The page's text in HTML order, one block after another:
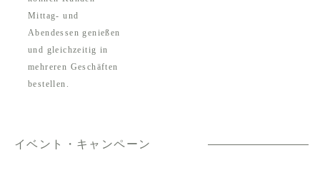
Mittag- und
Abendessen genießen
und gleichzeitig in
mehreren Geschäften
bestellen.
イベント・キャンペーン